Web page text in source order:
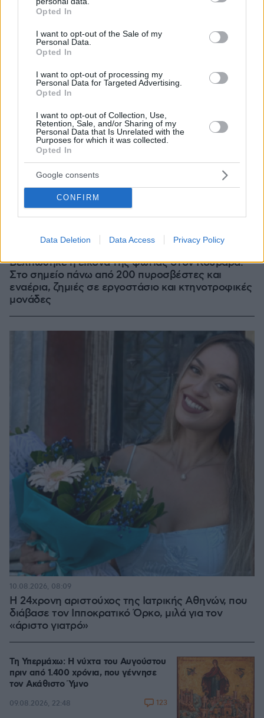
grant or deny consent to Google and its third-party tags to
use your data for below specified purposes in below Google
consent section.
Opted In
I want to opt-out of the Sale of my
Personal Data.
Opted In
I want to opt-out of processing my
Personal Data for Targeted Advertising.
Opted In
I want to opt-out of Collection, Use,
Retention, Sale, and/or Sharing of my
Personal Data that Is Unrelated with the
Purposes for which it was collected.
Opted In
Google consents
CONFIRM
Data Deletion Data Access Privacy Policy
100.00%
Βελτιώθηκε η εικόνα της φωτιάς στον Κουβαρά:
Στο σημείο πάνω από 200 πυροσβέστες και
εναέρια, ζημιές σε εργοστάσιο και κτηνοτροφικές
μονάδες
Η 24χρονη αριστούχος της Ιατρικής Αθηνών, που
διάβασε τον Ιπποκρατικό Όρκο, μιλά για τον
«άριστο γιατρό»
10.08.2026, 08:09
Τη Υπερμάχω: Η νύχτα του Αυγούστου
πριν από 1.400 χρόνια, που γέννησε
τον Ακάθιστο Ύμνο
09.08.2026, 22:48 123